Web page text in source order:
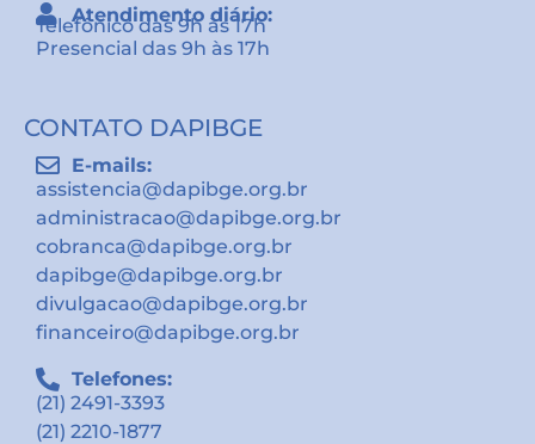
Atendimento diário:
Telefônico das 9h às 17h
Presencial das 9h às 17h
CONTATO DAPIBGE
E-mails:
assistencia@dapibge.org.br
administracao@dapibge.org.br
cobranca@dapibge.org.br
dapibge@dapibge.org.br
divulgacao@dapibge.org.br
financeiro@dapibge.org.br
Telefones:
(21) 2491-3393
(21) 2210-1877